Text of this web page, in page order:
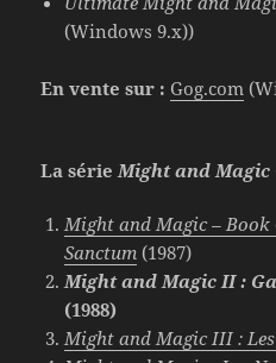
(Windows 9.x))
En vente sur : Gog.com
La sérieMight and Magic
Might and Magic – Book
Sanctum (1987)
Might and Magic II :
(1988)
Might and Magic III :